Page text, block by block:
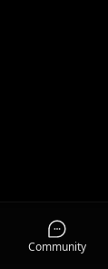
Community